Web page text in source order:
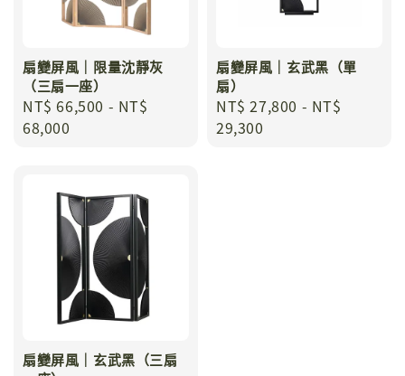
扇變屏風｜限量沈靜灰
（三扇一座）
Regular
price
NT$ 66,500 - NT$
68,000
扇變屏風｜玄武黑（單
扇）
Regular
price
NT$ 27,800 - NT$
29,300
扇變屏風｜玄武黑（三扇